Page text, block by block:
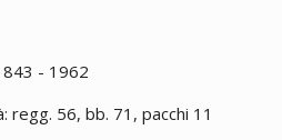
- 1962
regg. 56, bb. 71, pacchi 11